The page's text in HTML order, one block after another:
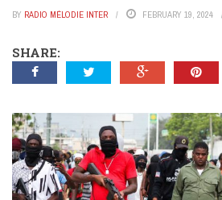
BY RADIO MÉLODIE INTER FEBRUARY 19, 2024
SHARE: